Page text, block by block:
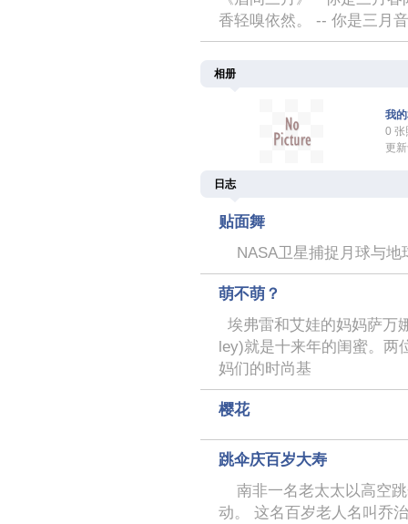
香轻嗅依然。 -- 你是三月
相册
我
0 张
更
日志
贴面舞
NASA卫星捕捉月球与地
萌不萌？
埃弗雷和艾娃的妈妈萨万
ley)就是十来年的闺蜜。两
妈们的时尚基
樱花
跳伞庆百岁大寿
南非一名老太太以高空跳
动。 这名百岁老人名叫乔